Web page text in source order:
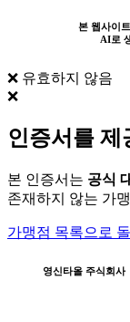
본 웹사이
AI로
❌ 유효하지 않음
❌
인증서를 제
본 인증서는 공식
존재하지 않는 가
가맹점 목록으로 돌
영신타올 주식회